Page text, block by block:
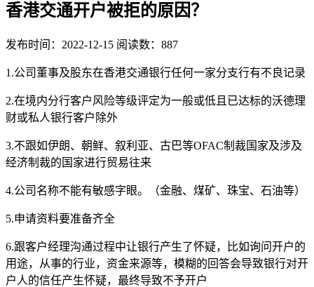
香港交通开户被拒的原因？
发布时间：2022-12-15 阅读数：887
1.公司董事及股东在香港交通银行任何一家分支行有不良记录
2.在境内分行客户风险等级评定为一般或低且已达标的沃德理
财或私人银行客户除外
3.不跟如伊朗、朝鲜、叙利亚、古巴等OFAC制裁国家及涉及
经济制裁的国家进行贸易往来
4.公司名称不能有敏感字眼。（金融、煤矿、珠宝、石油等）
5.申请资料要准备齐全
6.跟客户经理沟通过程中让银行产生了怀疑，比如询问开户的
用途，从事的行业，资金来源等，模糊的回答会导致银行对开
户人的信任产生怀疑，最终导致不予开户